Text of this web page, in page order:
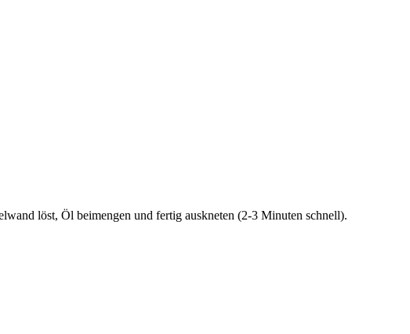
löst, Öl beimengen und fertig auskneten (2-3 Minuten schnell).